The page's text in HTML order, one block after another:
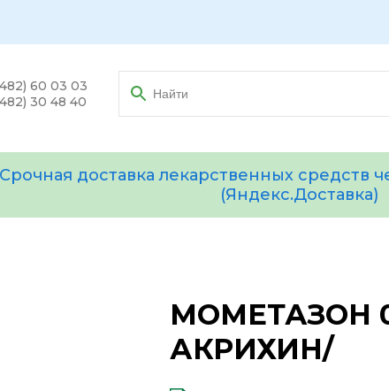
60 03 03
30 48 40
Срочная доставка лекарственных средств
(Яндекс.Доставка)
МОМЕТАЗОН
АКРИХИН/